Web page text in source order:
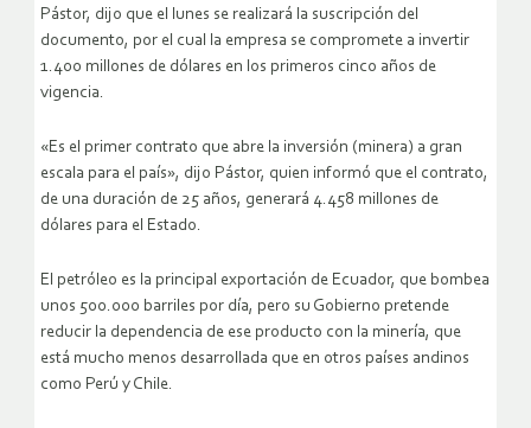
Pástor, dijo que el lunes se realizará la suscripción del
documento, por el cual la empresa se compromete a invertir
1.400 millones de dólares en los primeros cinco años de
vigencia.
«Es el primer contrato que abre la inversión (minera) a gran
escala para el país», dijo Pástor, quien informó que el contrato,
de una duración de 25 años, generará 4.458 millones de
dólares para el Estado.
El petróleo es la principal exportación de Ecuador, que bombea
unos 500.000 barriles por día, pero su Gobierno pretende
reducir la dependencia de ese producto con la minería, que
está mucho menos desarrollada que en otros países andinos
como Perú y Chile.